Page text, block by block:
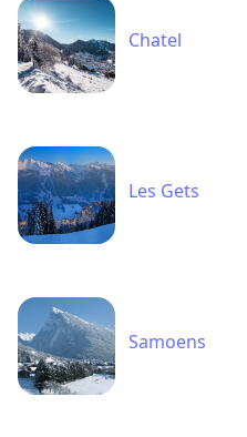
Chatel
Les Gets
Samoens